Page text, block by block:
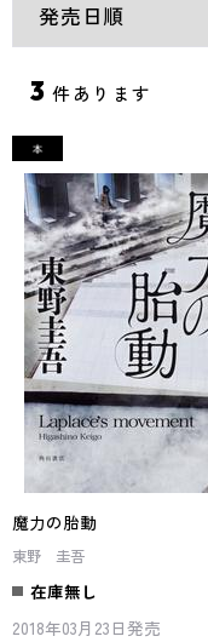
3 件あります
魔力の胎動
東野 圭吾
在庫無し
2018年03月23日発売